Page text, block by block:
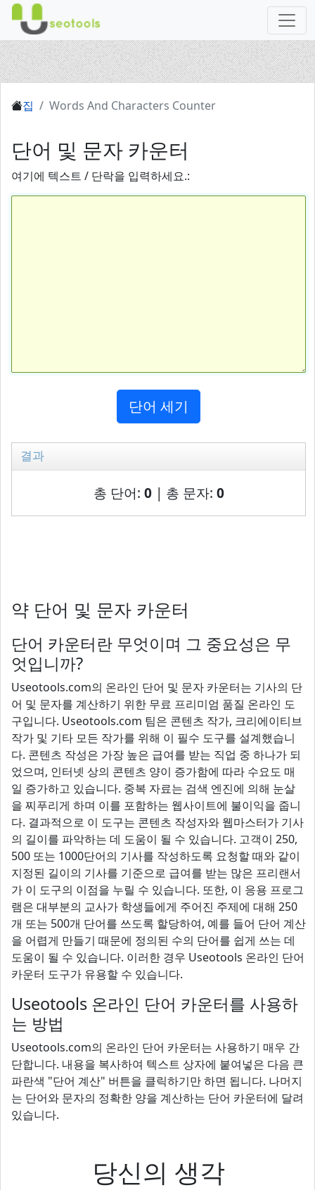
집 Words And Characters Counter
단어 및 문자 카운터
여기에 텍스트 / 단락을 입력하세요.:
단어 세기
결과
총 단어: 0| 총 문자: 0
약 단어 및 문자 카운터
단어 카운터란 무엇이며 그 중요성은 무
엇입니까?
Useotools.com의 온라인 단어 및 문자 카운터는 기사의 단
어 및 문자를 계산하기 위한 무료 프리미엄 품질 온라인 도
구입니다. Useotools.com 팀은 콘텐츠 작가, 크리에이티브
작가 및 기타 모든 작가를 위해 이 필수 도구를 설계했습니
다. 콘텐츠 작성은 가장 높은 급여를 받는 직업 중 하나가 되
었으며, 인터넷 상의 콘텐츠 양이 증가함에 따라 수요도 매
일 증가하고 있습니다. 중복 자료는 검색 엔진에 의해 눈살
을 찌푸리게 하며 이를 포함하는 웹사이트에 불이익을 줍니
다. 결과적으로 이 도구는 콘텐츠 작성자와 웹마스터가 기사
의 길이를 파악하는 데 도움이 될 수 있습니다. 고객이 250,
500 또는 1000단어의 기사를 작성하도록 요청할 때와 같이
지정된 길이의 기사를 기준으로 급여를 받는 많은 프리랜서
가 이 도구의 이점을 누릴 수 있습니다. 또한, 이 응용 프로그
램은 대부분의 교사가 학생들에게 주어진 주제에 대해 250
개 또는 500개 단어를 쓰도록 할당하여, 예를 들어 단어 계산
을 어렵게 만들기 때문에 정의된 수의 단어를 쉽게 쓰는 데
도움이 될 수 있습니다. 이러한 경우 Useotools 온라인 단어
카운터 도구가 유용할 수 있습니다.
Useotools 온라인 단어 카운터를 사용하
는 방법
Useotools.com의 온라인 단어 카운터는 사용하기 매우 간
단합니다. 내용을 복사하여 텍스트 상자에 붙여넣은 다음 큰
파란색 "단어 계산" 버튼을 클릭하기만 하면 됩니다. 나머지
는 단어와 문자의 정확한 양을 계산하는 단어 카운터에 달려
있습니다.
당신의 생각